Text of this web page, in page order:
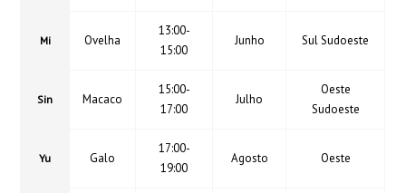
Mi Ovelha
13:00-
15:00
Junho Sul Sudoeste
Sin Macaco
15:00-
17:00
Julho
Oeste
Sudoeste
Yu Galo
17:00-
19:00
Agosto Oeste